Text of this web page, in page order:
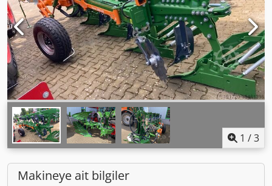
1 /3
Makineye ait bilgiler